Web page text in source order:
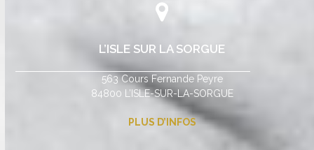
L’ISLE SUR LA SORGUE
563 Cours Fernande Peyre
84800 L’ISLE-SUR-LA-SORGUE
PLUS D’INFOS